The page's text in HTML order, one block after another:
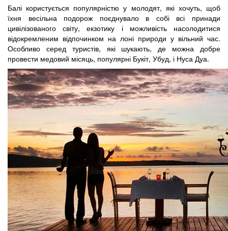
Балі користується популярністю у молодят, які хочуть, щоб
їхня весільна подорож поєднувало в собі всі принади
цивілізованого світу, екзотику і можливість насолодитися
відокремленим відпочинком на лоні природи у вільний час.
Особливо серед туристів, які шукають, де можна добре
провести медовий місяць, популярні Букіт, Убуд, і Нуса Дуа.